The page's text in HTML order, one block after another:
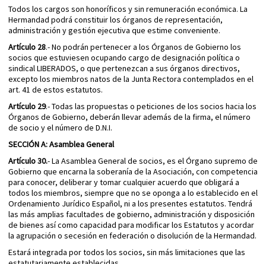
Todos los cargos son honoríficos y sin remuneración económica. La
Hermandad podrá constituir los órganos de representación,
administración y gestión ejecutiva que estime conveniente.
Artículo 28.- No podrán pertenecer a los Órganos de Gobierno los
socios que estuviesen ocupando cargo de designación política o
sindical LIBERADOS, o que pertenezcan a sus órganos directivos,
excepto los miembros natos de la Junta Rectora contemplados en el
art. 41 de estos estatutos.
Artículo 29.- Todas las propuestas o peticiones de los socios hacia los
Órganos de Gobierno, deberán llevar además de la firma, el número
de socio y el número de D.N.I.
SECCIÓN A: Asamblea General
Artículo 30.- La Asamblea General de socios, es el Órgano supremo de
Gobierno que encarna la soberanía de la Asociación, con competencia
para conocer, deliberar y tomar cualquier acuerdo que obligará a
todos los miembros, siempre que no se oponga a lo establecido en el
Ordenamiento Jurídico Español, ni a los presentes estatutos. Tendrá
las más amplias facultades de gobierno, administración y disposición
de bienes así como capacidad para modificar los Estatutos y acordar
la agrupación o secesión en federación o disolución de la Hermandad.
Estará integrada por todos los socios, sin más limitaciones que las